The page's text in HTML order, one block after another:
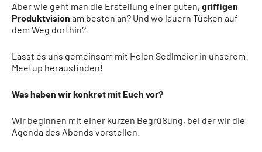
Aber wie geht man die Erstellung einer guten, griffigen
Produktvision am besten an? Und wo lauern Tücken auf
dem Weg dorthin?
Lasst es uns gemeinsam mit Helen Sedlmeier in unserem
Meetup herausfinden!
Was haben wir konkret mit Euch vor?
Wir beginnen mit einer kurzen Begrüßung, bei der wir die
Agenda des Abends vorstellen.